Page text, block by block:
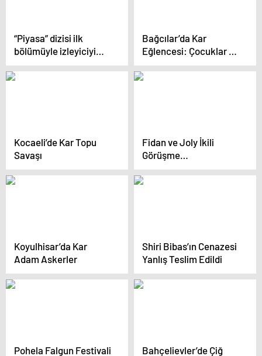
“Piyasa” dizisi ilk
bölümüyle izleyiciyi
isyan ettirdi: Hep aynı
rezillik, bıktık
Bağcılar’da Kar
Eğlencesi: Çocuklar ve
Aileler Dışarıda
Kocaeli’de Kar Topu
Savaşı
Fidan ve Joly İkili
Görüşme
Gerçekleştirdi
Koyulhisar’da Kar
Adam Askerler
Shiri Bibas’ın Cenazesi
Yanlış Teslim Edildi
Pohela Falgun Festivali
Bahçelievler’de Çiğ